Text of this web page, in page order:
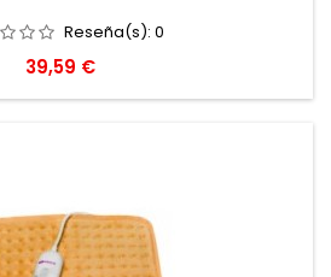
Reseña(s): 0
Precio
39,59 €